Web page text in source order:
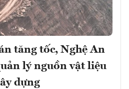
tăng tốc, Nghệ An
lý nguồn vật liệu
dựng